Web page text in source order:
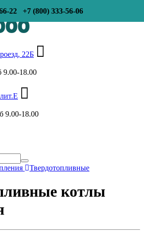
22 +7 (800) 333-56-06
22Б
9.00-18.00
9.00-18.00
Твердотопливные
котлы